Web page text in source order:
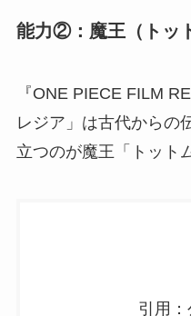
能力②：魔王（トッ
『ONE PIECE FILM
レジア」は古代からの
立つのが魔王「トット
引用：